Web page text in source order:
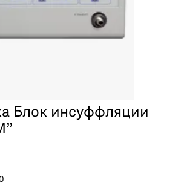
Блок инсуффляции